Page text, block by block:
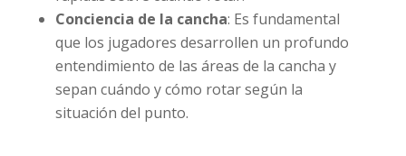
Conciencia de la cancha: Es fundamental
que los jugadores desarrollen un profundo
entendimiento de las áreas de la cancha y
sepan cuándo y cómo rotar según la
situación del punto.